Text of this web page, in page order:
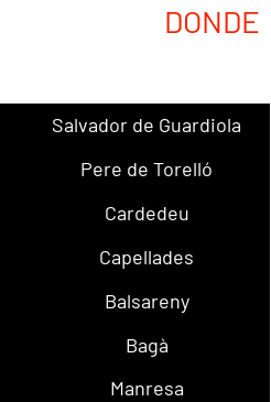
DONDE
Salvador de Guardiola
Pere de Torelló
Cardedeu
Capellades
Balsareny
Bagà
Manresa